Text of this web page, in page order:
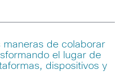
maneras de colaborar
el lugar de
dispositivos y